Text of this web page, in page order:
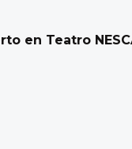
en Teatro